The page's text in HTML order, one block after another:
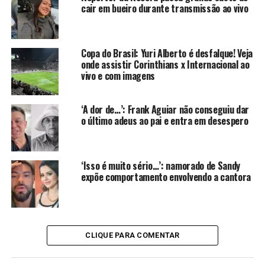
Atitude de Datena não teria
agradado a direção da RedeTV!
Segundo apuração do colunista Gabriel de Oliveira, do
portal LeoDias, a RedeTV! teria avaliado as falas de
Datenacomo “desnecessárias”, sobretudo por conta da
emissoras.
Internamente, o comentário teria sido interpretado
como uma crítica que poderia ter sido evitada,
considerando que o jornalista já está em outra casa. Vale
lembrar ainda que a saída de Luiz Datena do SBT foi
cercada de polêmicas.
O apresentador pediu demissão após descobrir que a
direção estaria planejando promover Luiz Bacci e,
cair em bueiro durante transmissão ao vivo
Copa do Brasil: Yuri Alberto é desfalque! Veja
onde assistir Corinthians x Internacional ao
vivo e com imagens
‘A dor de…’: Frank Aguiar não conseguiu dar
o último adeus ao pai e entra em desespero
‘Isso é muito sério…’: namorado de Sandy
expõe comportamento envolvendo a cantora
CLIQUE PARA COMENTAR